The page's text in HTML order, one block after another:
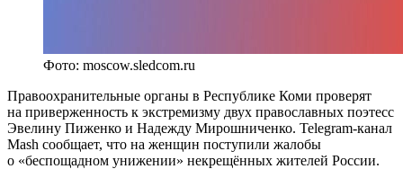
Фото: moscow.sledcom.ru
Правоохранительные органы в Республике Коми проверят
на приверженность к экстремизму двух православных поэтесс
Эвелину Пиженко и Надежду Мирошниченко. Telegram-канал
Mash сообщает, что на женщин поступили жалобы
о «беспощадном унижении» некрещённых жителей России.